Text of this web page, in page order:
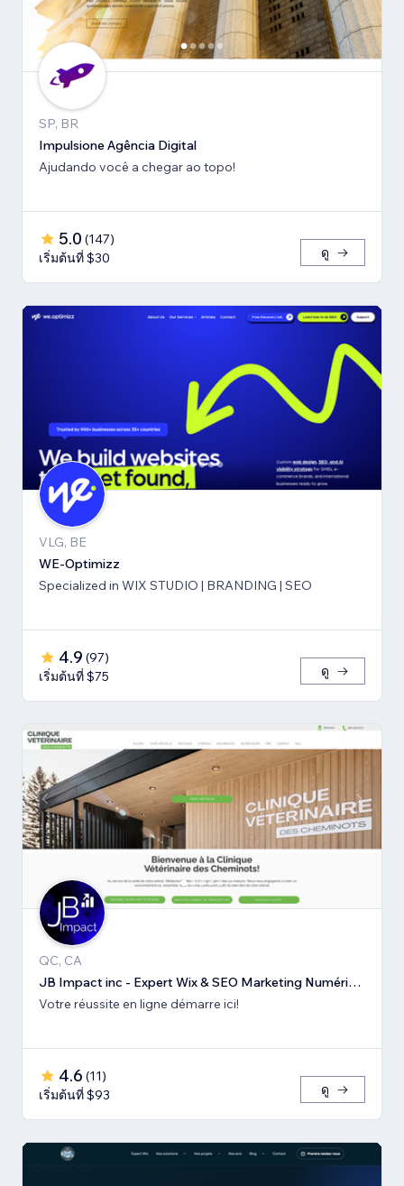
SP, BR
Impulsione Agência Digital
Ajudando você a chegar ao topo!
5.0 (147)
เริ่มต้นที่ $30
ดู
VLG, BE
WE-Optimizz
Specialized in WIX STUDIO | BRANDING | SEO
4.9 (97)
เริ่มต้นที่ $75
ดู
QC, CA
JB Impact inc - Expert Wix & SEO Marketing Numérique
Votre réussite en ligne démarre ici!
4.6 (11)
เริ่มต้นที่ $93
ดู